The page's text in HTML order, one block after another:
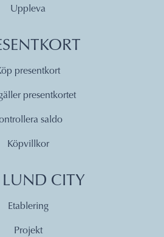
Uppleva
presentkort
presentkortet
saldo
Köpvillkor
CITY
Etablering
Projekt